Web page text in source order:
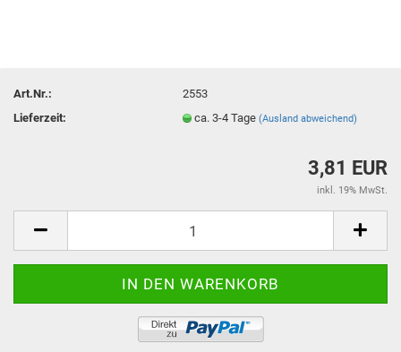
Art.Nr.:
2553
Lieferzeit:
ca. 3-4 Tage(Ausland abweichend)
3,81 EUR
inkl. 19% MwSt.